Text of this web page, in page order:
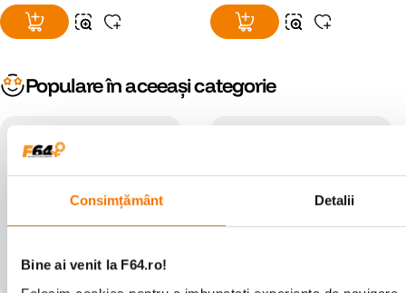
Consimțământ Detalii
Bine ai venit la F64.ro!
Populare în aceeași categorie